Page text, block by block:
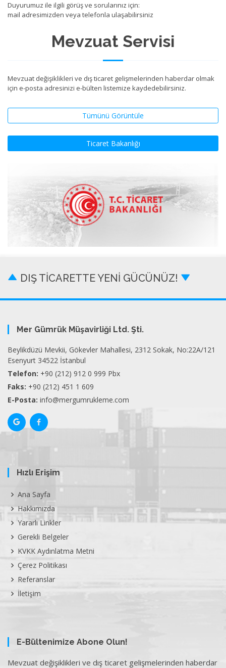
Mevzuat Servisi
Mevzuat değişiklikleri ve dış ticaret gelişmelerinden haberdar olmak
için e-posta adresinizi e-bülten listemize kaydedebilirsiniz.
Tümünü Görüntüle
Ticaret Bakanlığı
Duyurumuz ile ilgili görüş ve sorularınız için:
mail adresimizden veya telefonla ulaşabilirsiniz
DIŞ TİCARETTE YENİ GÜCÜNÜZ!
Mer Gümrük Müşavirliği Ltd. Şti.
Beylikdüzü Mevkii, Gökevler Mahallesi, 2312 Sokak, No:22A/121
Esenyurt 34522 İstanbul
Telefon: +90 (212) 912 0 999 Pbx
Faks: +90 (212) 451 1 609
E-Posta: info@mergumrukleme.com
Hızlı Erişim
Ana Sayfa
Hakkımızda
Yararlı Linkler
Gerekli Belgeler
KVKK Aydınlatma Metni
Çerez Politikası
Referanslar
İletişim
E-Bültenimize Abone Olun!
Mevzuat değişiklikleri ve dış ticaret gelişmelerinden haberdar